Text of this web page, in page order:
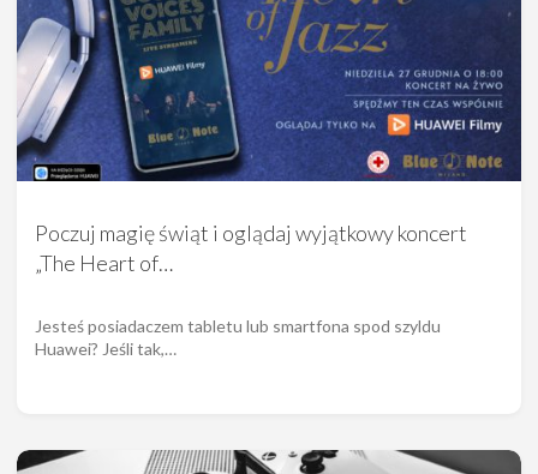
Poczuj magię świąt i oglądaj wyjątkowy koncert
„The Heart of…
Jesteś posiadaczem tabletu lub smartfona spod szyldu
Huawei? Jeśli tak,…